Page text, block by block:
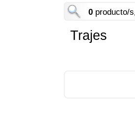
0 producto/s
Trajes